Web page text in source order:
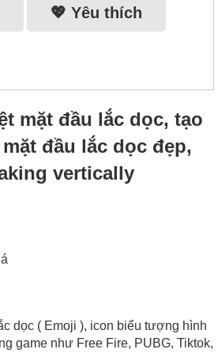
💖 Yêu thích
mặt đầu lắc dọc, tạo
đầu lắc dọc đẹp,
vertically
dọc ( Emoji ), icon biểu tượng hình
game như Free Fire, PUBG, Tiktok,